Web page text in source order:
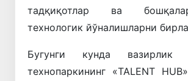
тадқиқотлар ва
технологик йўналишларни
Бугунги кунда вазирлик
технопаркининг «TALENT